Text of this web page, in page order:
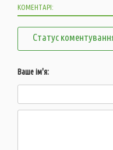
КОМЕНТАРІ:
Статус
Ваше ім'я: